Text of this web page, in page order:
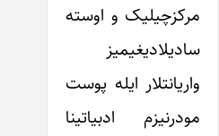
مرکزچیلیک و اوسته
سادیلادیغیمیز
واریانتلار ایله پوست
مودرنیزم ادبیاتینا